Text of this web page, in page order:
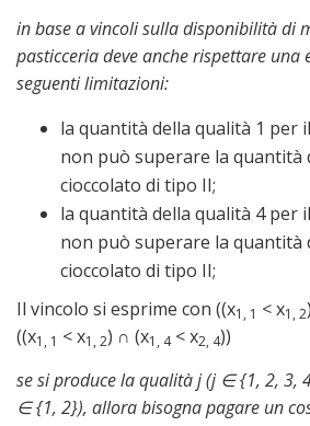
in base a vincoli sulla disponibilità di
pasticceria deve anche rispettare una
seguenti limitazioni:
la quantità della qualità 1 per
non può superare la quantità
cioccolato di tipo II;
la quantità della qualità 4 per
non può superare la quantità
cioccolato di tipo II;
Il vincolo si esprime con ((x1, 1 < x1, 2
((x1, 1 < x1, 2) ∩ (x1, 4 < x2, 4))
se si produce la qualità j (j ∈ {1, 2, 3,
∈ {1, 2}), allora bisogna pagare un